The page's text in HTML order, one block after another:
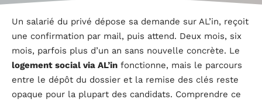
Un salarié du privé dépose sa demande sur AL’in, reçoit
une confirmation par mail, puis attend. Deux mois, six
mois, parfois plus d’un an sans nouvelle concrète. Le
logement social via AL’in fonctionne, mais le parcours
entre le dépôt du dossier et la remise des clés reste
opaque pour la plupart des candidats. Comprendre ce